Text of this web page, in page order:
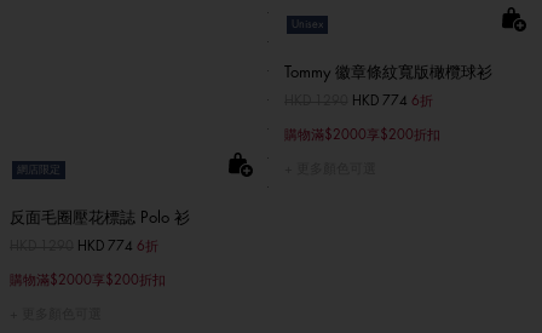
網店限定
反面毛圈壓花標誌 Polo 衫
至HKD 774 6折
購物滿$2000享$200折扣
Unisex
Tommy 徽章條紋寬版橄欖球衫
至HKD 774 6折
購物滿$2000享$200折扣